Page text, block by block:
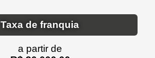
Taxa de franquia
a partir de